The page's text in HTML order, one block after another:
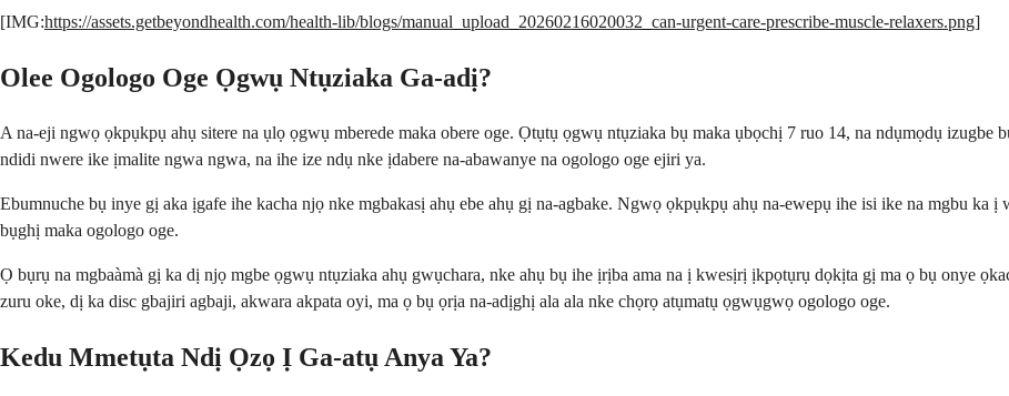
[IMG:https://assets.getbeyondhealth.com/health-lib/blogs/manual_upload_20260216020032_can-urgent-care-prescribe-muscle-relaxers.png]
Olee Ogologo Oge Ọgwụ Ntụziaka Ga-adị?
A na-eji ngwọ ọkpụkpụ ahụ sitere na ụlọ ọgwụ mberede maka obere oge. Ọtụtụ ọgwụ ntụziaka bụ maka ụbọchị 7 ruo 14, na ndụmọdụ
ndidi nwere ike ịmalite ngwa ngwa, na ihe ize ndụ nke ịdabere na-abawanye na ogologo oge ejiri ya.
Ebumnuche bụ inye gị aka ịgafe ihe kacha njọ nke mgbakasị ahụ ebe ahụ gị na-agbake. Ngwọ ọkpụkpụ ahụ na-ewepụ ihe isi ike na mgbu ka
bụghị maka ogologo oge.
Ọ bụrụ na mgbaàmà gị ka dị njọ mgbe ọgwụ ntụziaka ahụ gwụchara, nke ahụ bụ ihe ịrịba ama na ị kwesịrị ịkpọtụrụ dọkịta gị ma ọ bụ onye
zuru oke, dị ka disc gbajiri agbaji, akwara akpata oyi, ma ọ bụ ọrịa na-adịghị ala ala nke chọrọ atụmatụ ọgwụgwọ ogologo oge.
Kedu Mmetụta Ndị Ọzọ Ị Ga-atụ Anya Ya?